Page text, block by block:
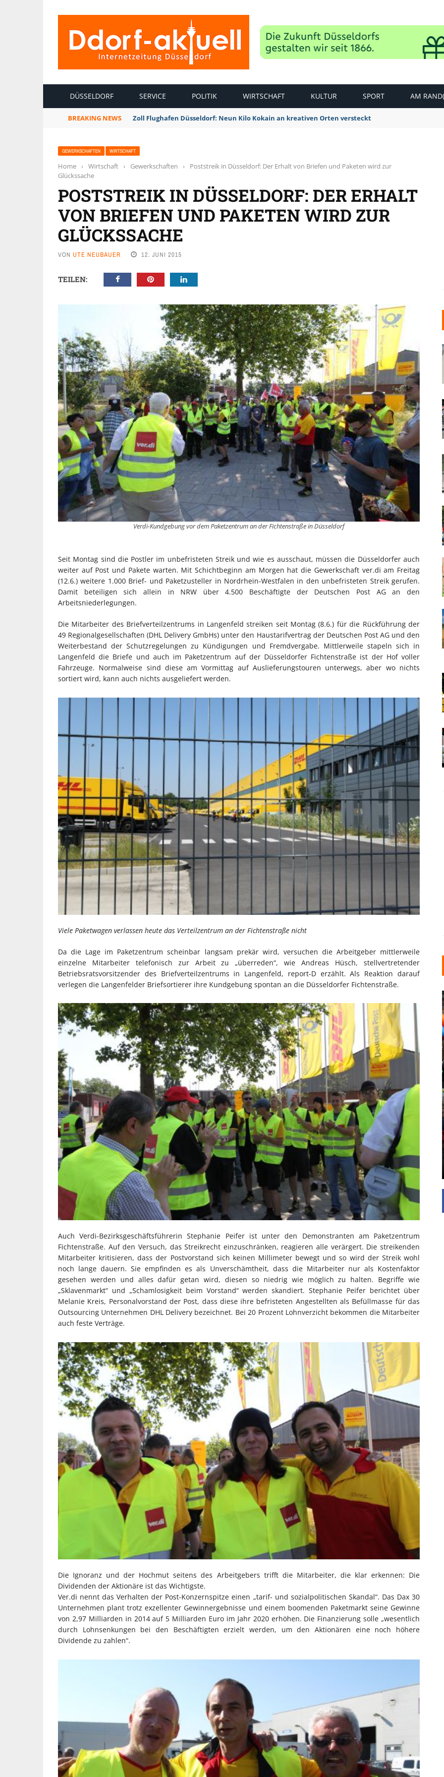
DÜSSELDORF SERVICE POLITIK WIRTSCHAFT KULTUR SPORT AM
BREAKING NEWS Zoll Flughafen Düsseldorf: Neun Kilo Kokain an kreativen Orten versteckt
GEWERKSCHAFTEN WIRTSCHAFT
Home › Wirtschaft › Gewerkschaften ›
Poststreik in Düsseldorf: Der Erhalt von Briefen und Paketen wird zur
Glückssache
POSTSTREIK IN DÜSSELDORF: DER ERHALT
VON BRIEFEN UND PAKETEN WIRD ZUR
GLÜCKSSACHE
VON UTE NEUBAUER 12. JUNI 2015
TEILEN:
Verdi-Kundgebung vor dem Paketzentrum an der Fichtenstraße in Düsseldorf
Seit Montag sind die Postler im unbefristeten Streik und wie es ausschaut, müssen die Düsseldorfer auch
weiter auf Post und Pakete warten. Mit Schichtbeginn am Morgen hat die Gewerkschaft ver.di am Freitag
(12.6.) weitere 1.000 Brief- und Paketzusteller in Nordrhein-Westfalen in den unbefristeten Streik gerufen.
Damit beteiligen sich allein in NRW über 4.500 Beschäftigte der Deutschen Post AG an den
Arbeitsniederlegungen.
Die Mitarbeiter des Briefverteilzentrums in Langenfeld streiken seit Montag (8.6.) für die Rückführung der
49 Regionalgesellschaften (DHL Delivery GmbHs) unter den Haustarifvertrag der Deutschen Post AG und den
Weiterbestand der Schutzregelungen zu Kündigungen und Fremdvergabe. Mittlerweile stapeln sich in
Langenfeld die Briefe und auch im Paketzentrum auf der Düsseldorfer Fichtenstraße ist der Hof voller
Fahrzeuge. Normalweise sind diese am Vormittag auf Auslieferungstouren unterwegs, aber wo nichts
sortiert wird, kann auch nichts ausgeliefert werden.
Viele Paketwagen verlassen heute das Verteilzentrum an der Fichtenstraße nicht
Da die Lage im Paketzentrum scheinbar langsam prekär wird, versuchen die Arbeitgeber mittlerweile
einzelne Mitarbeiter telefonisch zur Arbeit zu „überreden“, wie Andreas Hüsch, stellvertretender
Betriebsratsvorsitzender des Briefverteilzentrums in Langenfeld, report-D erzählt. Als Reaktion darauf
verlegen die Langenfelder Briefsortierer ihre Kundgebung spontan an die Düsseldorfer Fichtenstraße.
Auch Verdi-Bezirksgeschäftsführerin Stephanie Peifer ist unter den Demonstranten am Paketzentrum
Fichtenstraße. Auf den Versuch, das Streikrecht einzuschränken, reagieren alle verärgert. Die streikenden
Mitarbeiter kritisieren, dass der Postvorstand sich keinen Millimeter bewegt und so wird der Streik wohl
noch lange dauern. Sie empfinden es als Unverschämtheit, dass die Mitarbeiter nur als Kostenfaktor
gesehen werden und alles dafür getan wird, diesen so niedrig wie möglich zu halten. Begriffe wie
„Sklavenmarkt“ und „Schamlosigkeit beim Vorstand“ werden skandiert. Stephanie Peifer berichtet über
Melanie Kreis, Personalvorstand der Post, dass diese ihre befristeten Angestellten als Befüllmasse für das
Outsourcing Unternehmen DHL Delivery bezeichnet. Bei 20 Prozent Lohnverzicht bekommen die Mitarbeiter
auch feste Verträge.
Die Ignoranz und der Hochmut seitens des Arbeitgebers trifft die Mitarbeiter, die klar erkennen: Die
Dividenden der Aktionäre ist das Wichtigste.
Ver.di nennt das Verhalten der Post-Konzernspitze einen „tarif- und sozialpolitischen Skandal“. Das Dax 30
Unternehmen plant trotz exzellenter Gewinnergebnisse und einem boomenden Paketmarkt seine Gewinne
von 2,97 Milliarden in 2014 auf 5 Milliarden Euro im Jahr 2020 erhöhen. Die Finanzierung solle „wesentlich
durch Lohnsenkungen bei den Beschäftigten erzielt werden, um den Aktionären eine noch höhere
Dividende zu zahlen“.
INDUSTRIELLER CHIC: WIE
KUNSTSTOFFFENSTER DEN
LOFT-STIL IN IHREM
EINFAMILIENHAUS
UNTERSTÜTZEN
Die Inspiration des industriellen Chics sind die
Werkshallen des Industriezeitalters. Die Basis für
diesen Stil sind große Räume, schlicht gehalten
mit rustikalen Elementen und großen
Fensterflächen. Wie so vieles wurde ...